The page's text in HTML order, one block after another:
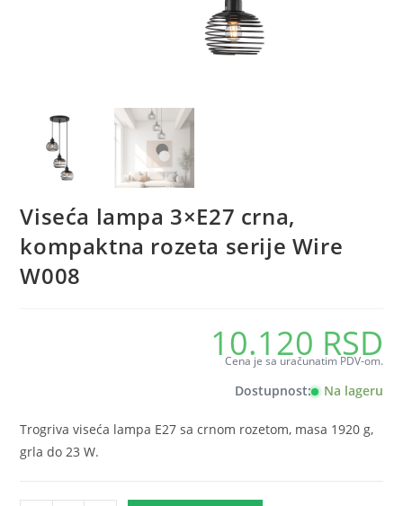
Viseća lampa 3×E27 crna,
kompaktna rozeta serije Wire
W008
10.120 RSD
Cena je sa uračunatim PDV-om.
Dostupnost: Na lageru
Trogriva viseća lampa E27 sa crnom rozetom, masa 1920 g,
grla do 23 W.